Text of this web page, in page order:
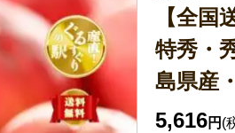
【全国
特秀・
島県産
5,616円 (